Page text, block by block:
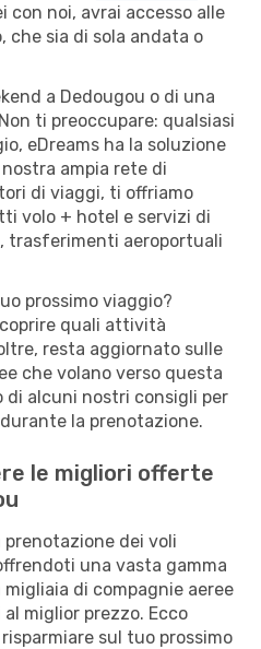
con noi, avrai accesso alle
che sia di sola andata o
a Dedougou o di una
ti preoccupare: qualsiasi
eDreams ha la soluzione
ampia rete di
di viaggi, ti offriamo
volo + hotel e servizi di
trasferimenti aeroportuali
prossimo viaggio?
quali attività
resta aggiornato sulle
che volano verso questa
alcuni nostri consigli per
la prenotazione.
le migliori offerte
prenotazione dei voli
una vasta gamma
di compagnie aeree
miglior prezzo. Ecco
sul tuo prossimo